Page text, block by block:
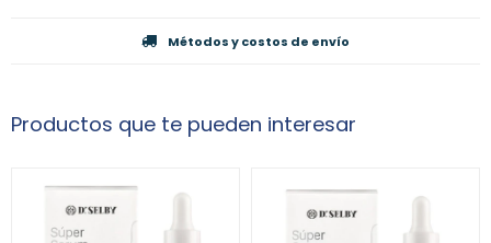
Métodos y costos de envío
Productos que te pueden interesar